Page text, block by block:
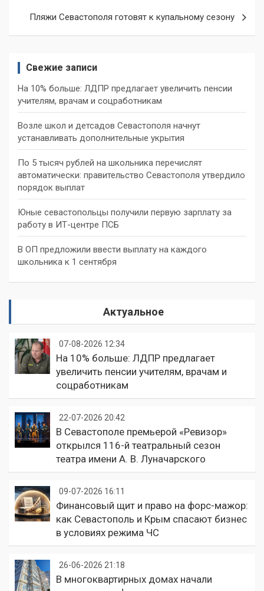
записям
Пляжи Севастополя готовят к купальному сезону
Свежие записи
На 10% больше: ЛДПР предлагает увеличить пенсии
учителям, врачам и соцработникам
Возле школ и детсадов Севастополя начнут
устанавливать дополнительные укрытия
По 5 тысяч рублей на школьника перечислят
автоматически: правительство Севастополя утвердило
порядок выплат
Юные севастопольцы получили первую зарплату за
работу в ИТ-центре ПСБ
В ОП предложили ввести выплату на каждого
школьника к 1 сентября
Актуальное
07-08-2026 12:34
На 10% больше: ЛДПР предлагает
увеличить пенсии учителям, врачам и
соцработникам
22-07-2026 20:42
В Севастополе премьерой «Ревизор»
открылся 116-й театральный сезон
театра имени А. В. Луначарского
09-07-2026 16:11
Финансовый щит и право на форс-мажор:
как Севастополь и Крым спасают бизнес
в условиях режима ЧС
26-06-2026 21:18
В многоквартирных домах начали